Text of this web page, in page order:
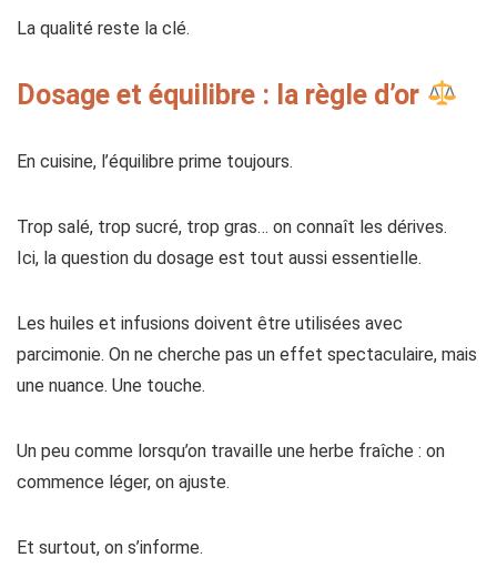
La qualité reste la clé.
Dosage et équilibre : la règle d’or
En cuisine, l’équilibre prime toujours.
Trop salé, trop sucré, trop gras… on connaît les dérives.
Ici, la question du dosage est tout aussi essentielle.
Les huiles et infusions doivent être utilisées avec
parcimonie. On ne cherche pas un effet spectaculaire, mais
une nuance. Une touche.
Un peu comme lorsqu’on travaille une herbe fraîche : on
commence léger, on ajuste.
Et surtout, on s’informe.